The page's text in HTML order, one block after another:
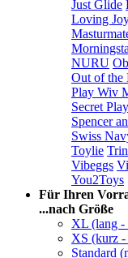
Just Glide
Loving
NURU
Out of the
Play Wiv
Secret Play
Spencer
Swiss
Toylie
Vibeggs
You2Toys
Für Ihren
...nach Größe
XL (lang -
XS (kurz
Standard